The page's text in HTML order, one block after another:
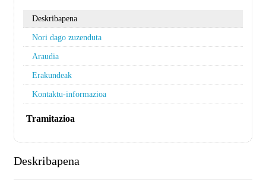
Deskribapena
Nori dago zuzenduta
Araudia
Erakundeak
Kontaktu-informazioa
Tramitazioa
Deskribapena